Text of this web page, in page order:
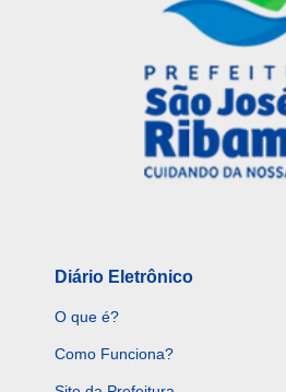
Diário Eletrônico
O que é?
Como Funciona?